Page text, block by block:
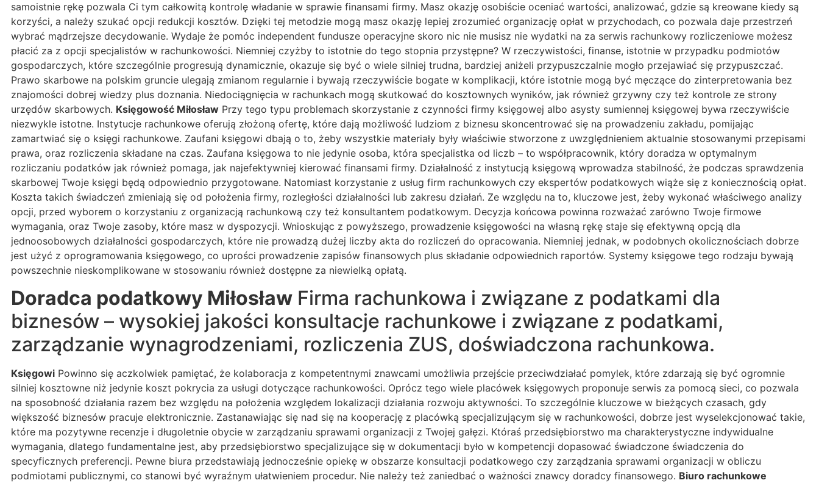
samoistnie rękę pozwala Ci tym całkowitą kontrolę władanie w sprawie finansami firmy. Masz okazję osobiście oceniać wartości, analizować, gdzie są kreowane kiedy są
korzyści, a należy szukać opcji redukcji kosztów. Dzięki tej metodzie mogą masz okazję lepiej zrozumieć organizację opłat w przychodach, co pozwala daje przestrzeń
wybrać mądrzejsze decydowanie. Wydaje że pomóc independent fundusze operacyjne skoro nic nie musisz nie wydatki na za serwis rachunkowy rozliczeniowe możesz
płacić za z opcji specjalistów w rachunkowości. Niemniej czyżby to istotnie do tego stopnia przystępne? W rzeczywistości, finanse, istotnie w przypadku podmiotów
gospodarczych, które szczególnie progresują dynamicznie, okazuje się być o wiele silniej trudna, bardziej aniżeli przypuszczalnie mogło przejawiać się przypuszczać.
Prawo skarbowe na polskim gruncie ulegają zmianom regularnie i bywają rzeczywiście bogate w komplikacji, które istotnie mogą być męczące do zinterpretowania bez
znajomości dobrej wiedzy plus doznania. Niedociągnięcia w rachunkach mogą skutkować do kosztownych wyników, jak również grzywny czy też kontrole ze strony
urzędów skarbowych. Księgowość Miłosław Przy tego typu problemach skorzystanie z czynności firmy księgowej albo asysty sumiennej księgowej bywa rzeczywiście
niezwykle istotne. Instytucje rachunkowe oferują złożoną ofertę, które dają możliwość ludziom z biznesu skoncentrować się na prowadzeniu zakładu, pomijając
zamartwiać się o księgi rachunkowe. Zaufani księgowi dbają o to, żeby wszystkie materiały były właściwie stworzone z uwzględnieniem aktualnie stosowanymi przepisami
prawa, oraz rozliczenia składane na czas. Zaufana księgowa to nie jedynie osoba, która specjalistka od liczb – to współpracownik, który doradza w optymalnym
rozliczaniu podatków jak również pomaga, jak najefektywniej kierować finansami firmy. Działalność z instytucją księgową wprowadza stabilność, że podczas sprawdzenia
skarbowej Twoje księgi będą odpowiednio przygotowane. Natomiast korzystanie z usług firm rachunkowych czy ekspertów podatkowych wiąże się z koniecznością opłat.
Koszta takich świadczeń zmieniają się od położenia firmy, rozległości działalności lub zakresu działań. Ze względu na to, kluczowe jest, żeby wykonać właściwego analizy
opcji, przed wyborem o korzystaniu z organizacją rachunkową czy też konsultantem podatkowym. Decyzja końcowa powinna rozważać zarówno Twoje firmowe
wymagania, oraz Twoje zasoby, które masz w dyspozycji. Wnioskując z powyższego, prowadzenie księgowości na własną rękę staje się efektywną opcją dla
jednoosobowych działalności gospodarczych, które nie prowadzą dużej liczby akta do rozliczeń do opracowania. Niemniej jednak, w podobnych okolicznościach dobrze
jest użyć z oprogramowania księgowego, co uprości prowadzenie zapisów finansowych plus składanie odpowiednich raportów. Systemy księgowe tego rodzaju bywają
powszechnie nieskomplikowane w stosowaniu również dostępne za niewielką opłatą.
Doradca podatkowy Miłosław Firma rachunkowa i związane z podatkami dla
biznesów – wysokiej jakości konsultacje rachunkowe i związane z podatkami,
zarządzanie wynagrodzeniami, rozliczenia ZUS, doświadczona rachunkowa.
Księgowi Powinno się aczkolwiek pamiętać, że kolaboracja z kompetentnymi znawcami umożliwia przejście przeciwdziałać pomylek, które zdarzają się być ogromnie
silniej kosztowne niż jedynie koszt pokrycia za usługi dotyczące rachunkowości. Oprócz tego wiele placówek księgowych proponuje serwis za pomocą sieci, co pozwala
na sposobność działania razem bez względu na położenia względem lokalizacji działania rozwoju aktywności. To szczególnie kluczowe w bieżących czasach, gdy
większość biznesów pracuje elektronicznie. Zastanawiając się nad się na kooperację z placówką specjalizującym się w rachunkowości, dobrze jest wyselekcjonować takie,
które ma pozytywne recenzje i długoletnie obycie w zarządzaniu sprawami organizacji z Twojej gałęzi. Któraś przedsiębiorstwo ma charakterystyczne indywidualne
wymagania, dlatego fundamentalne jest, aby przedsiębiorstwo specjalizujące się w dokumentacji było w kompetencji dopasować świadczone świadczenia do
specyficznych preferencji. Pewne biura przedstawiają jednocześnie opiekę w obszarze konsultacji podatkowego czy zarządzania sprawami organizacji w obliczu
podmiotami publicznymi, co stanowi być wyraźnym ułatwieniem procedur. Nie należy też zaniedbać o ważności znawcy doradcy finansowego. Biuro rachunkowe